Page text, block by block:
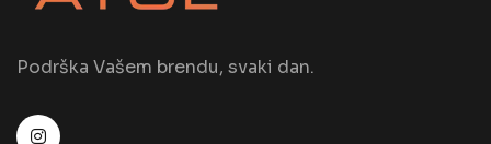
Podrška Vašem brendu, svaki dan.